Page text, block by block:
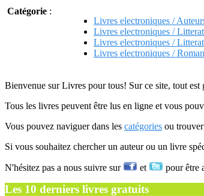
Catégorie :
Livres electroniques /
Livres electroniques /
Livres electroniques /
Livres electroniques /
Bienvenue sur Livres pour tous! Sur ce site, tout
Tous les livres peuvent être lus en ligne et vous
Vous pouvez naviguer dans les catégories ou
Si vous souhaitez chercher un auteur ou un livre
N'hésitez pas a nous suivre sur et pour être
Les 10 derniers livres gratuits